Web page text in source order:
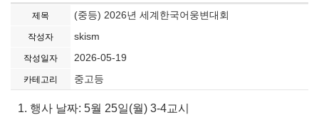
제목 (중등) 2026년 세계한국어웅변대회
작성자 skism
작성일자 2026-05-19
카테고리 중고등
1. 행사 날짜: 5월 25일(월) 3-4교시